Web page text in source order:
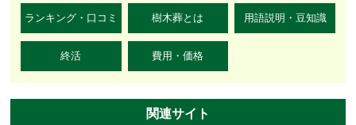
ランキング・口コミ 樹木葬とは 用語説明・豆知識
終活 費用・価格
関連サイト